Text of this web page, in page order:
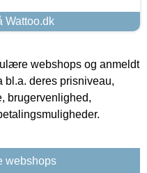
Wattoo.dk
webshops og anmeldt
bl.a. deres prisniveau,
brugervenlighed,
webshops